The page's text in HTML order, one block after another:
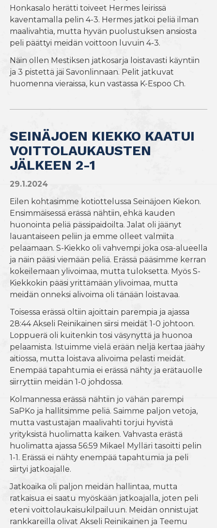
Honkasalo herätti toiveet Hermes leirissä
kaventamalla pelin 4-3. Hermes jatkoi peliä ilman
maalivahtia, mutta hyvän puolustuksen ansiosta
peli päättyi meidän voittoon luvuin 4-3.
Näin ollen Mestiksen jatkosarja loistavasti käyntiin
ja 3 pistettä jäi Savonlinnaan. Pelit jatkuvat
huomenna vieraissa, kun vastassa K-Espoo Ch.
SEINÄJOEN KIEKKO KAATUI
VOITTOLAUKAUSTEN
JÄLKEEN 2-1
29.1.2024
Eilen kohtasimme kotiottelussa Seinäjoen Kiekon.
Ensimmäisessä erässä nähtiin, ehkä kauden
huonointa peliä pässipaidoilta. Jalat oli jäänyt
lauantaiseen peliin ja emme olleet valmiita
pelaamaan. S-Kiekko oli vahvempi joka osa-alueella
ja näin pääsi viemään peliä. Erässä pääsimme kerran
kokeilemaan ylivoimaa, mutta tuloksetta. Myös S-
Kiekkokin pääsi yrittämään ylivoimaa, mutta
meidän onneksi alivoima oli tänään loistavaa.
Toisessa erässä oltiin ajoittain parempia ja ajassa
28:44 Akseli Reinikainen siirsi meidät 1-0 johtoon.
Loppuerä oli kuitenkin tosi väsynyttä ja huonoa
pelaamista. Istuimme vielä erään neljä kertaa jäähy
aitiossa, mutta loistava alivoima pelasti meidät.
Enempää tapahtumia ei erässä nähty ja erätauolle
siirryttiin meidän 1-0 johdossa.
Kolmannessa erässä nähtiin jo vähän parempi
SaPKo ja hallitsimme peliä. Saimme paljon vetoja,
mutta vastustajan maalivahti torjui hyvistä
yrityksistä huolimatta kaiken. Vahvasta erästä
huolimatta ajassa 56:59 Mikael Mylläri tasoitti pelin
1-1. Erässä ei nähty enempää tapahtumia ja peli
siirtyi jatkoajalle.
Jatkoaika oli paljon meidän hallintaa, mutta
ratkaisua ei saatu myöskään jatkoajalla, joten peli
eteni voittolaukaisukilpailuun. Meidän onnistujat
rankkareilla olivat Akseli Reinikainen ja Teemu